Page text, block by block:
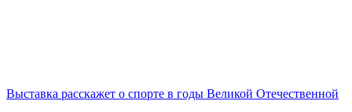
Выставка расскажет о спорте в годы Великой Отечественной